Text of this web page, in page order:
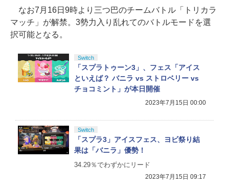
なお7月16日9時より三つ巴のチームバトル「トリカラ
マッチ」が解禁。3勢力入り乱れてのバトルモードを選
択可能となる。
Switch
「スプラトゥーン3」、フェス「アイス
といえば？ バニラ vs ストロベリー vs
チョコミント」が本日開催
2023年7月15日 00:00
Switch
「スプラ3」アイスフェス、ヨビ祭り結
果は「バニラ」優勢！
34.29％でわずかにリード
2023年7月15日 09:17